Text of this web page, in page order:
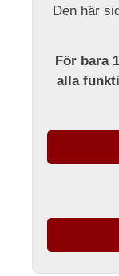
Den här
För bara
alla